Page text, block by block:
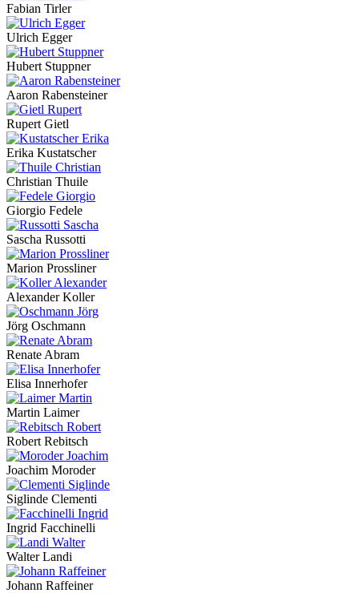
Fabian Tirler
Ulrich Egger
Hubert Stuppner
Aaron Rabensteiner
Rupert Gietl
Erika Kustatscher
Christian Thuile
Giorgio Fedele
Sascha Russotti
Marion Prossliner
Alexander Koller
Jörg Oschmann
Renate Abram
Elisa Innerhofer
Martin Laimer
Robert Rebitsch
Joachim Moroder
Siglinde Clementi
Ingrid Facchinelli
Walter Landi
Johann Raffeiner